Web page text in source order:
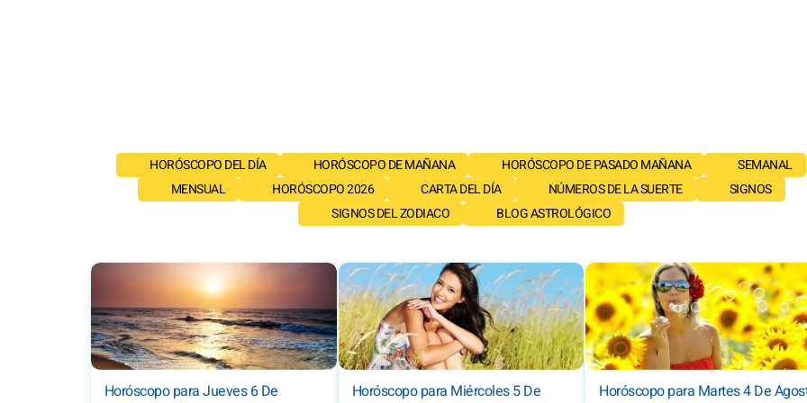
HORÓSCOPO DEL DÍA HORÓSCOPO DE MAÑANA HORÓSCOPO DE PASADO MAÑANA
SEMANAL
MENSUAL
HORÓSCOPO 2026 CARTA DEL DÍA NÚMEROS DE LA SUERTE
SIGNOS
SIGNOS DEL ZODIACO
BLOG ASTROLÓGICO
Horóscopo para Jueves 6 De
Horóscopo para Miércoles 5 De
Horóscopo para Martes 4 De